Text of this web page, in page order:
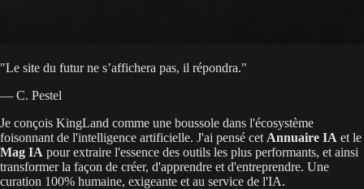
"Le site du futur ne s’affichera pas, il répondra."
— C. Pestel
Je conçois KingLand comme une boussole dans l'écosystème
foisonnant de l'intelligence artificielle. J'ai pensé cet Annuaire IA et le
Mag IA pour extraire l'essence des outils les plus performants, et ainsi
transformer la façon de créer, d'apprendre et d'entreprendre. Une
curation 100% humaine, exigeante et au service de l'IA.